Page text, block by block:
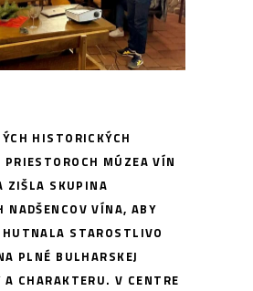
HISTORICKÝCH
MÚZEA VÍN
ZIŠLA SKUPINA
NADŠENCOV VÍNA, ABY
STAROSTLIVO
PLNÉ BULHARSKEJ
CHARAKTERU. V CENTRE